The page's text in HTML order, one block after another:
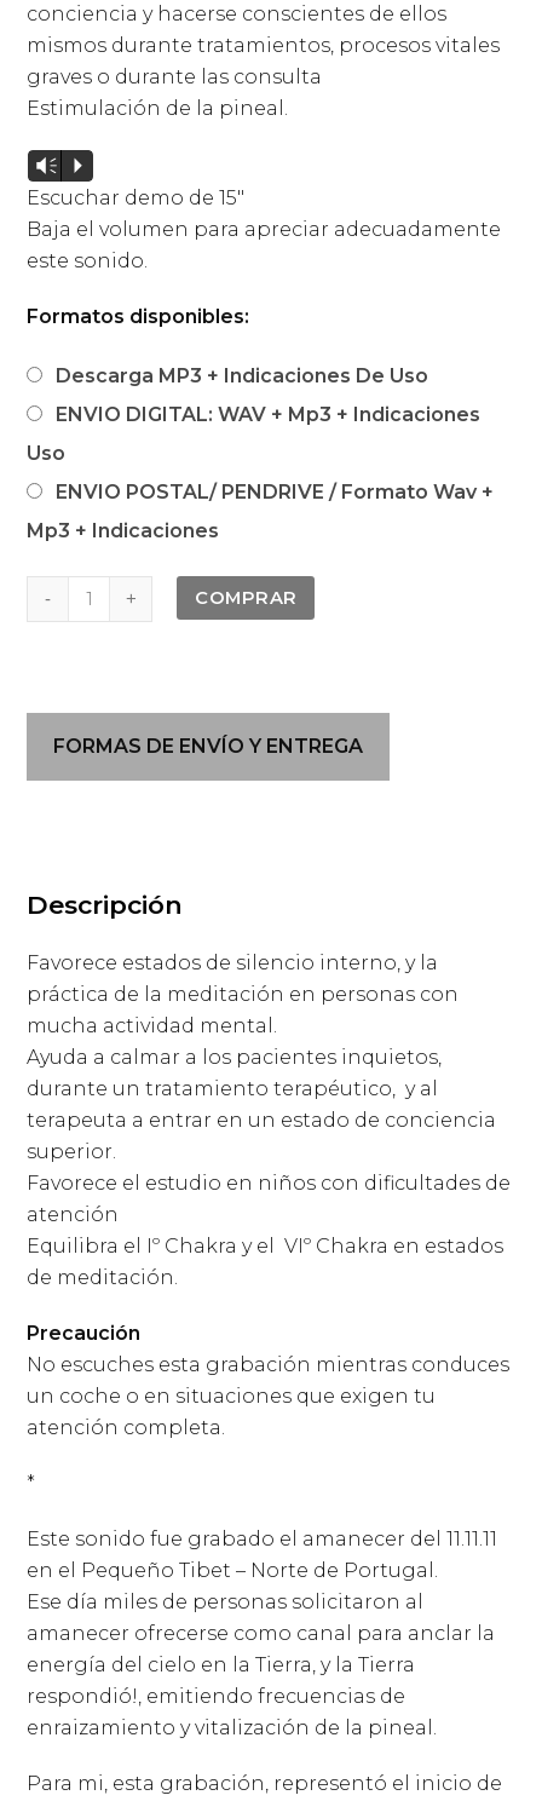
conciencia y hacerse conscientes de ellos
mismos durante tratamientos, procesos vitales
graves o durante las consulta
Estimulación de la pineal.
Reproductor
de
audio
Vm P
Escuchar demo de 15″
Baja el volumen para apreciar adecuadamente
este sonido.
Formatos disponibles:
Descarga MP3 + Indicaciones De Uso
ENVIO DIGITAL: WAV + Mp3 + Indicaciones
Uso
ENVIO POSTAL/ PENDRIVE / Formato Wav +
Mp3 + Indicaciones
BA27
11.11.11
cantidad
COMPRAR
FORMAS DE ENVÍO Y ENTREGA
Descripción
Favorece estados de silencio interno, y la
práctica de la meditación en personas con
mucha actividad mental.
Ayuda a calmar a los pacientes inquietos,
durante un tratamiento terapéutico, y al
terapeuta a entrar en un estado de conciencia
superior.
Favorece el estudio en niños con dificultades de
atención
Equilibra el Iº Chakra y el VIº Chakra en estados
de meditación.
Precaución
No escuches esta grabación mientras conduces
un coche o en situaciones que exigen tu
atención completa.
*
Este sonido fue grabado el amanecer del 11.11.11
en el Pequeño Tibet – Norte de Portugal.
Ese día miles de personas solicitaron al
amanecer ofrecerse como canal para anclar la
energía del cielo en la Tierra, y la Tierra
respondió!, emitiendo frecuencias de
enraizamiento y vitalización de la pineal.
Para mi, esta grabación, representó el inicio de